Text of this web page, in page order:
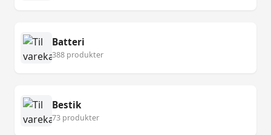
Batteri
388 produkter
Bestik
73 produkter